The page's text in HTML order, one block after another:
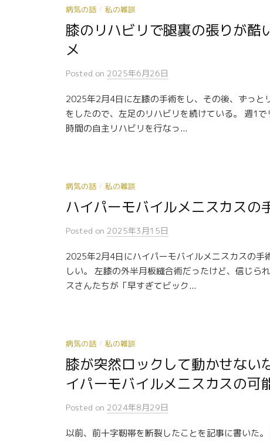
病気の話 / 私の雑談
膝のリハビリで腿裏の張りが酷
メ
Posted on 2025年6月26日
2025年2月4日に左膝の手術をし、その後、ずっ
をしたので、左足のリハビリを続けている。 週1
時間の自主リハビリを行なっ...
病気の話 / 私の雑談
ハイパーモバイルメニスカスの
Posted on 2025年3月15日
2025年2月4日にハイパーモバイルメニスカスの
しい。 左膝の外半月板縫合術だったけど、信じら
スさんたちが「早すぎてビック...
病気の話 / 私の雑談
膝が突然ロックして動かせな
イパーモバイルメニスカスの可
Posted on 2024年8月29日
以前、前十字靭帯を断裂したことを記事に書いた